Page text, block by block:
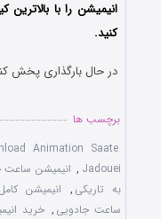
انیمیشن را با
کنید.
در حال بارگذاری پخش
برچسب ها
Animation Saate
Jadouei
, انیمیشن
به تاریکی , انیمیشن
ساعت جادویی , خرید